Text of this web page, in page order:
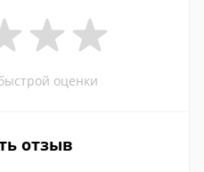
оценки
отзыв